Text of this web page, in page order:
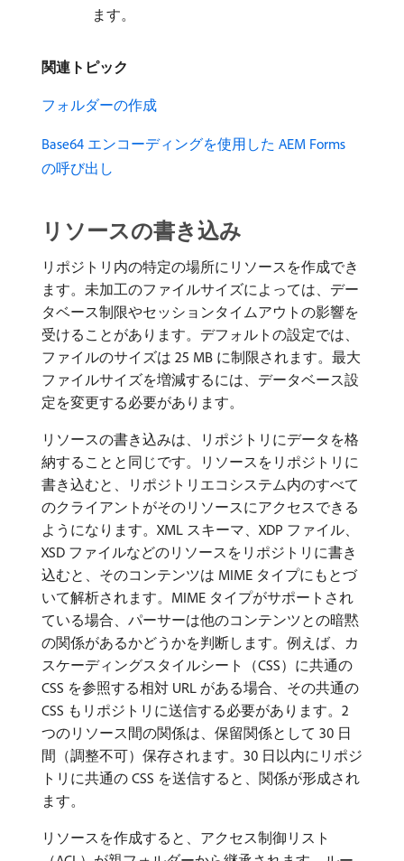
ます。
関連トピック
フォルダーの作成
Base64 エンコーディングを使用した AEM Forms
の呼び出し
リソースの書き込み
リポジトリ内の特定の場所にリソースを作成でき
ます。未加工のファイルサイズによっては、デー
タベース制限やセッションタイムアウトの影響を
受けることがあります。デフォルトの設定では、
ファイルのサイズは 25 MB に制限されます。最大
ファイルサイズを増減するには、データベース設
定を変更する必要があります。
リソースの書き込みは、リポジトリにデータを格
納することと同じです。リソースをリポジトリに
書き込むと、リポジトリエコシステム内のすべて
のクライアントがそのリソースにアクセスできる
ようになります。XML スキーマ、XDP ファイル、
XSD ファイルなどのリソースをリポジトリに書き
込むと、そのコンテンツは MIME タイプにもとづ
いて解析されます。MIME タイプがサポートされ
ている場合、パーサーは他のコンテンツとの暗黙
の関係があるかどうかを判断します。例えば、カ
スケーディングスタイルシート（CSS）に共通の
CSS を参照する相対 URL がある場合、その共通の
CSS もリポジトリに送信する必要があります。2
つのリソース間の関係は、保留関係として 30 日
間（調整不可）保存されます。30 日以内にリポジ
トリに共通の CSS を送信すると、関係が形成され
ます。
リソースを作成すると、アクセス制御リスト